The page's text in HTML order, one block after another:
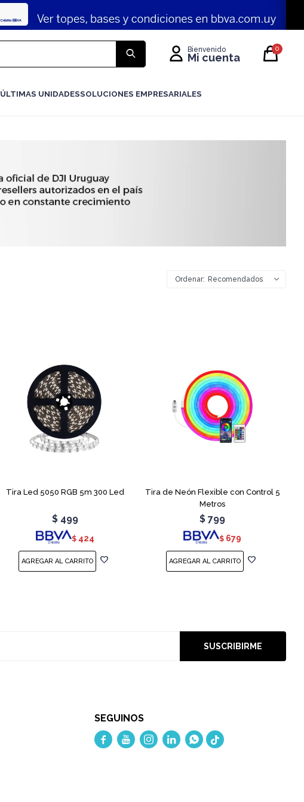
ÚLTIMAS UNIDADESSOLUCIONES EMPRESARIALES
0
Recomendados
Tira Led 5050 RGB 5m 300 Led
$ 499
$ 424
Tira de Neón Flexible con Control 5
Metros
$ 799
$ 679
SUSCRIBIRME
SEGUINOS
    